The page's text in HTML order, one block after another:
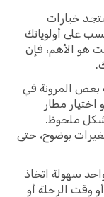
خيارات
على أولوياتك
هو الأهم، فإن
بعض المرونة في
اختيار مطار
ملحوظ.
بوضوح، حتى
سهولة اتخاذ
وقت الرحلة أو